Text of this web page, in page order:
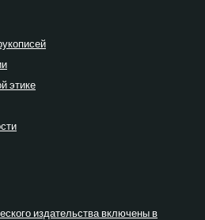
этике
издательства включены в